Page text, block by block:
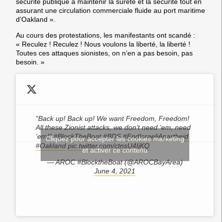
assurant une circulation commerciale fluide au port maritime
d’Oakland ».
Au cours des protestations, les manifestants ont scandé :
« Reculez ! Reculez ! Nous voulons la liberté, la liberté !
Toutes ces attaques sionistes, on n’en a pas besoin, pas
besoin. »
“Back up! Back up! We want Freedom, Freedom!
All these Zionist attacks, we don’t need ‘em, need
‘em!”#BlockTheBoat #BDS #EndIsraeliApartheid
#Oakland pic.twitter.com/ctnsU4IjKQ
— AROC #BlocktheBoat (@AROCBayArea)
June 4, 2021
Cliquez pour accepter les cookies marketing
et activer ce contenu